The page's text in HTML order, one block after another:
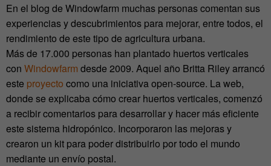
En el blog de Windowfarm muchas personas comentan sus
experiencias y descubrimientos para mejorar, entre todos, el
rendimiento de este tipo de agricultura urbana.
Más de 17.000 personas han plantado huertos verticales
con Windowfarm desde 2009. Aquel año Britta Riley arrancó
este proyecto como una iniciativa open-source. La web,
donde se explicaba cómo crear huertos verticales, comenzó
a recibir comentarios para desarrollar y hacer más eficiente
este sistema hidropónico. Incorporaron las mejoras y
crearon un kit para poder distribuirlo por todo el mundo
mediante un envío postal.